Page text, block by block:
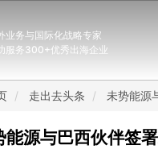
业务与国际化战略专家
服务300+优秀出海企业
走出去头条 未势能源
能源与巴西伙伴签